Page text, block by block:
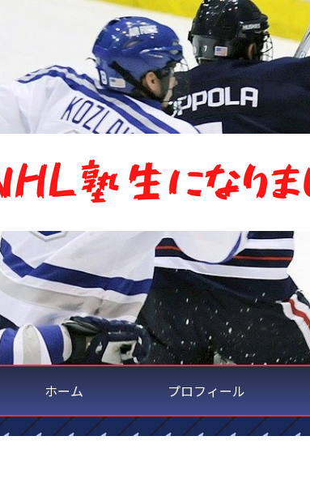
ホーム プロフィール